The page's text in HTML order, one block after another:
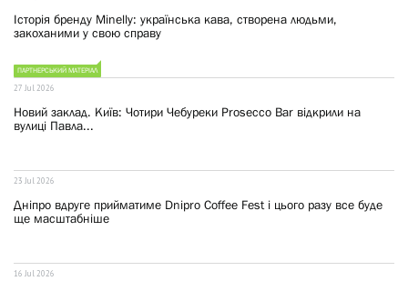
Історія бренду Minelly: українська кава, створена людьми,
закоханими у свою справу
ПАРТНЕРСЬКИЙ МАТЕРІАЛ
27 Jul 2026
Новий заклад. Київ: Чотири Чебуреки Prosecco Bar відкрили на
вулиці Павла...
23 Jul 2026
Дніпро вдруге прийматиме Dnipro Coffee Fest і цього разу все буде
ще масштабніше
16 Jul 2026